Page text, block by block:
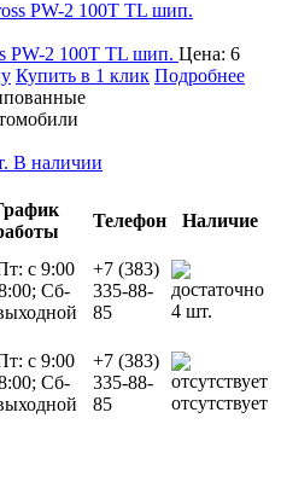
PW-2 100T TL шип. Цена: 6
Купить в 1 клик Подробнее
В наличии
Телефон
Наличие
с 9:00
Сб-
+7 (383)
335-88-
85
4 шт.
с 9:00
Сб-
+7 (383)
335-88-
85
отсутствует